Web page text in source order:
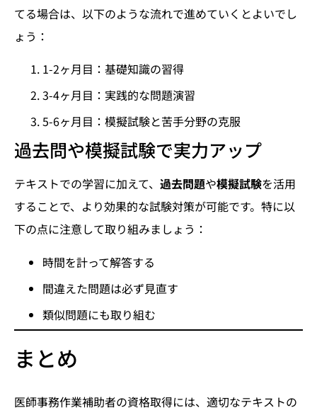
てる場合は、以下のような流れで進めていくとよいでし
ょう：
1-2ヶ月目：基礎知識の習得
3-4ヶ月目：実践的な問題演習
5-6ヶ月目：模擬試験と苦手分野の克服
過去問や模擬試験で実力アップ
テキストでの学習に加えて、 過去問題や模擬試験を活用
することで、より効果的な試験対策が可能です。特に以
下の点に注意して取り組みましょう：
時間を計って解答する
間違えた問題は必ず見直す
類似問題にも取り組む
まとめ
医師事務作業補助者の資格取得には、適切なテキストの